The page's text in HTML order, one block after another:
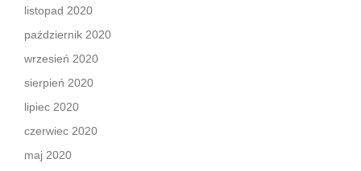
listopad 2020
październik 2020
wrzesień 2020
sierpień 2020
lipiec 2020
czerwiec 2020
maj 2020